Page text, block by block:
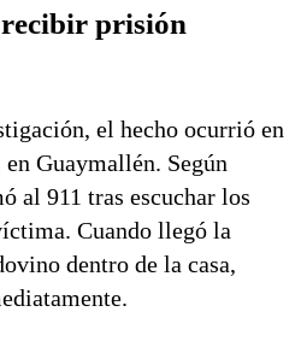
prisión
el hecho ocurrió en
Guaymallén. Según
al 911 tras escuchar los
Cuando llegó la
dentro de la casa,